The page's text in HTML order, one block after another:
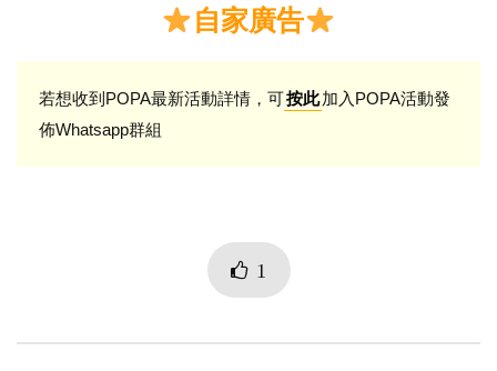
自家廣告
若想收到POPA最新活動詳情，可按此加入POPA活動發
佈Whatsapp群組
1